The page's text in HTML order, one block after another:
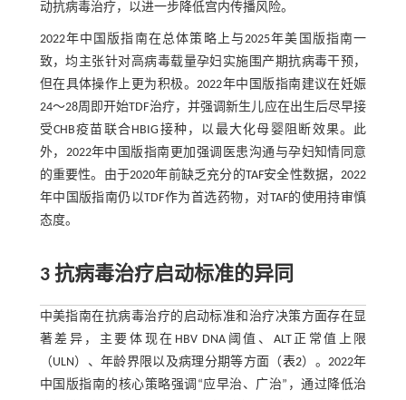
动抗病毒治疗，以进一步降低宫内传播风险。
2022年中国版指南在总体策略上与2025年美国版指南一
致，均主张针对高病毒载量孕妇实施围产期抗病毒干预，
但在具体操作上更为积极。2022年中国版指南建议在妊娠
24～28周即开始TDF治疗，并强调新生儿应在出生后尽早接
受CHB疫苗联合HBIG接种，以最大化母婴阻断效果。此
外，2022年中国版指南更加强调医患沟通与孕妇知情同意
的重要性。由于2020年前缺乏充分的TAF安全性数据，2022
年中国版指南仍以TDF作为首选药物，对TAF的使用持审慎
态度。
3 抗病毒治疗启动标准的异同
中美指南在抗病毒治疗的启动标准和治疗决策方面存在显
著差异，主要体现在HBV DNA阈值、ALT正常值上限
（ULN）、年龄界限以及病理分期等方面（表2）。2022年
中国版指南的核心策略强调“应早治、广治”，通过降低治